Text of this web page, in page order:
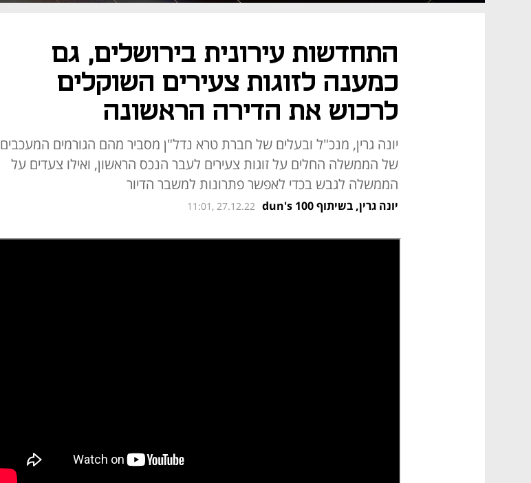
התחדשות עירונית בירושלים, גם
כמענה לזוגות צעירים השוקלים
לרכוש את הדירה הראשונה
יונה גרין, מנכ"ל ובעלים של חברת טרא נדל"ן מסביר מהם הגורמים המעכבים
של הממשלה החלים על זוגות צעירים לעבר הנכס הראשון, ואילו צעדים על
הממשלה לגבש בכדי לאפשר פתרונות למשבר הדיור
יונה גרין, בשיתוף dun's 100 11:01, 27.12.22